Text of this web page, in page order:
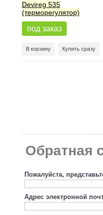
Devireg 535
(терморегулятор)
под заказ
В корзину Купить сразу
Обратная
Пожалуйста,
Адрес электронной